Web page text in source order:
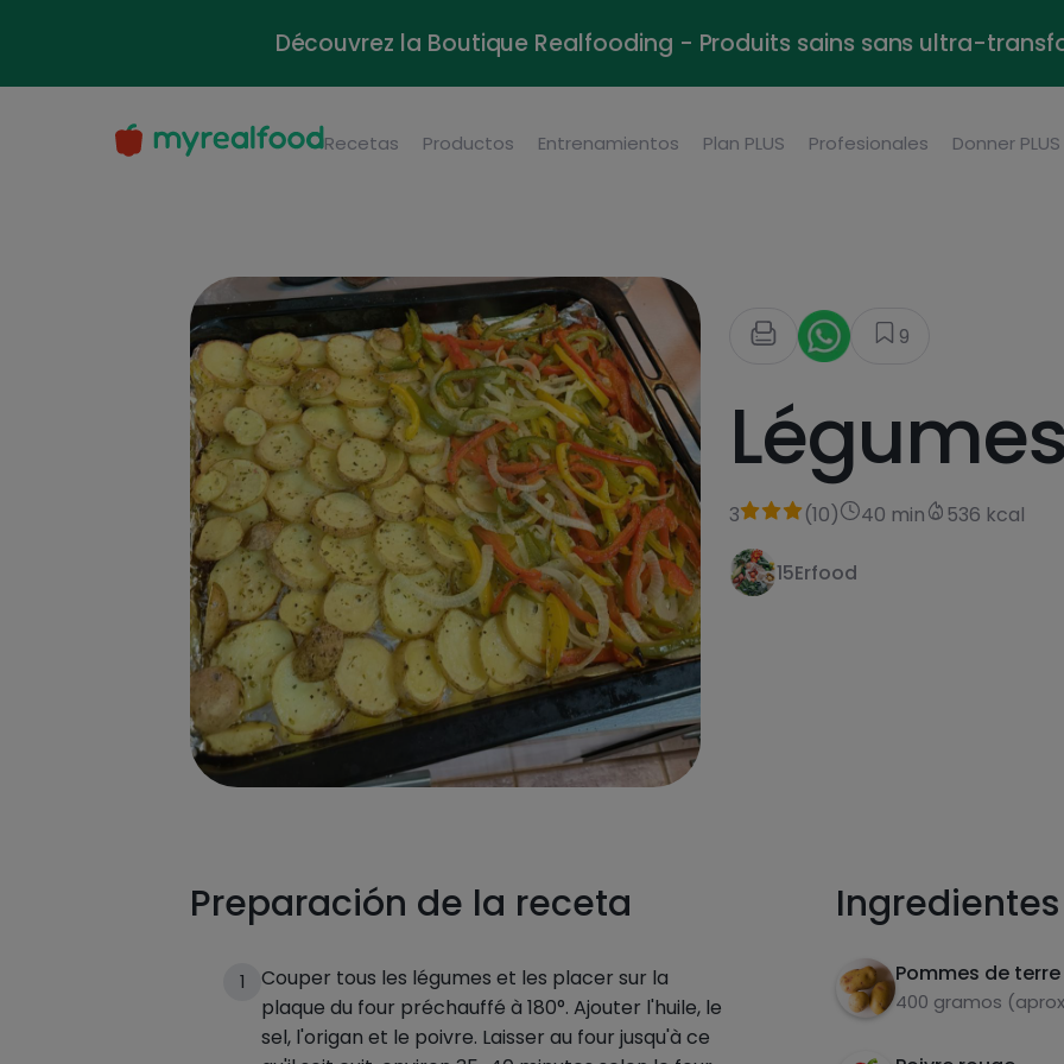
Découvrez la Boutique Realfooding - Produits sains sans ultra-
Recetas Productos Entrenamientos Plan PLUS Profesionales Donner PLUS
9
3 (10) 40 min 536 kcal
15Erfood
Preparación de la receta
1
Couper tous les légumes et les placer sur la
plaque du four préchauffé à 180°. Ajouter l'huile, le
sel, l'origan et le poivre. Laisser au four jusqu'à ce
Ingredientes
Pommes de terre
400 gramos